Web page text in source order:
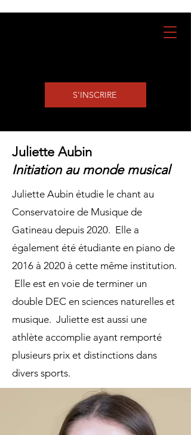
S'INSCRIRE
Juliette Aubin
Initiation au monde musical
Juliette Aubin étudie le chant au
Conservatoire de Musique de
Gatineau depuis 2020. Elle a
également été étudiante en piano de
2016 à 2020 à cette même institution.
Elle est en voie de terminer un
double DEC en sciences naturelles et
musique. Juliette est aussi une
athlète accomplie ayant remporté
plusieurs prix et distinctions dans
divers sports.